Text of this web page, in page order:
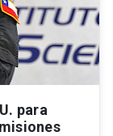
para